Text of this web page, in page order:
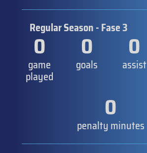
Regular Season - Fase 3
0
game
played
0
goals
0
assist
0
penalty minutes